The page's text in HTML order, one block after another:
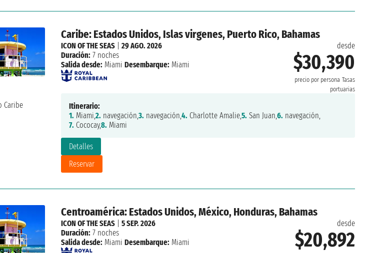
Caribe: Estados Unidos, Islas virgenes, Puerto Rico, Bahamas
desde
$30,390
precio por persona Tasas
portuarias
Detalles
Reservar
ICON OF THE SEAS| 29 AGO. 2026
Duración: 7 noches
Salida desde: Miami Desembarque: Miami
Itinerario:
1. Miami,2. navegación,3. navegación,4. Charlotte Amalie,5. San Juan,6. navegación,
7. Cococay,8. Miami
Centroamérica: Estados Unidos, México, Honduras, Bahamas
desde
$20,892
ICON OF THE SEAS| 5 SEP. 2026
Duración: 7 noches
Salida desde: Miami Desembarque: Miami